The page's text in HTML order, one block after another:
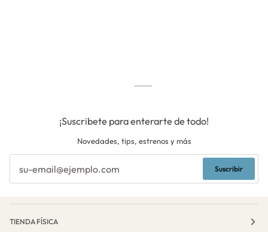
¡Suscribete para enterarte de todo!
Novedades, tips, estrenos y más
Suscribir
TIENDA FÍSICA